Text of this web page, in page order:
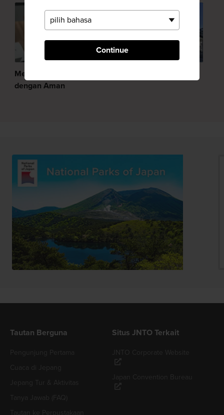
Continue
Menginap di Jepang
dengan Aman
Tautan Berguna Situs JNTO Terkait